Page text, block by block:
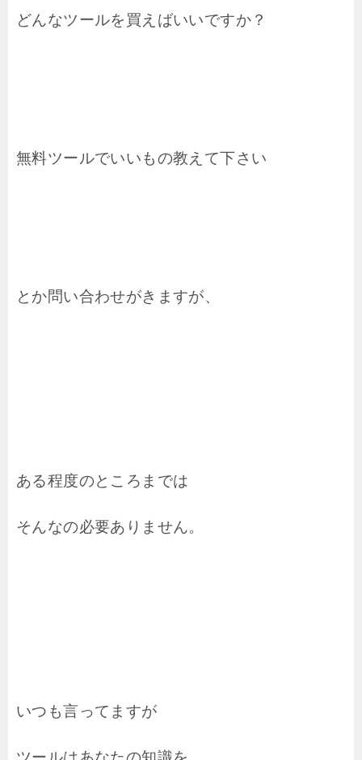
どんなツールを買えばいいですか？
無料ツールでいいもの教えて下さい
とか問い合わせがきますが、
ある程度のところまでは
そんなの必要ありません。
いつも言ってますが